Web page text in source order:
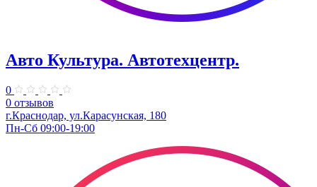
Авто Культура. ​Автотехцентр.
0
0 отзывов
​г.Краснодар, ул.Карасунская, 180
Пн-Сб 09:00-19:00